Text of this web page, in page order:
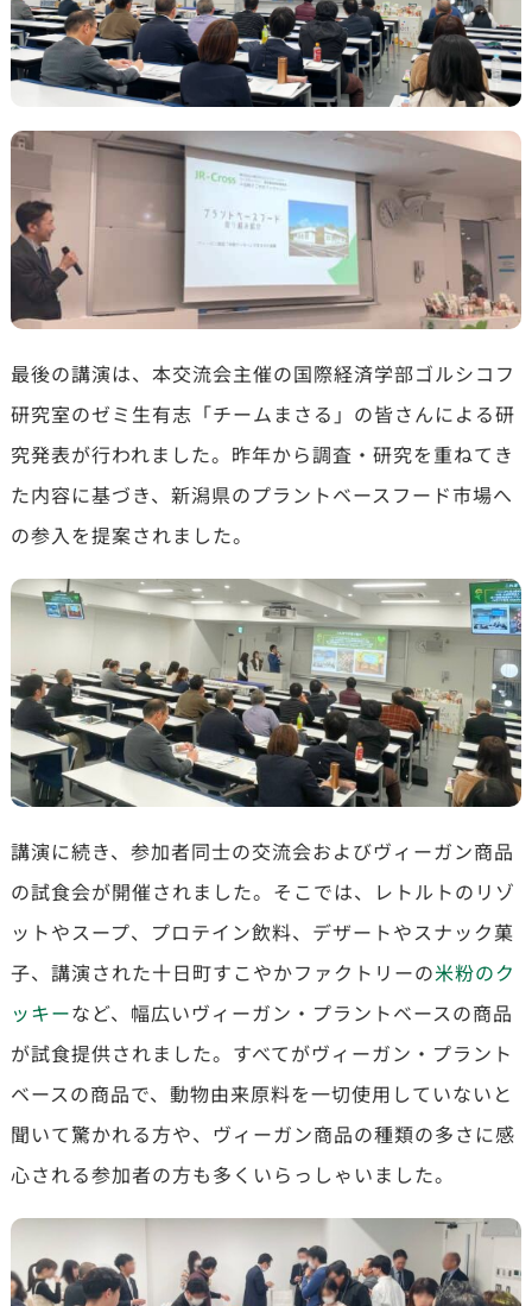
最後の講演は、本交流会主催の国際経済学部ゴルシコフ
研究室のゼミ生有志「チームまさる」の皆さんによる研
究発表が行われました。昨年から調査・研究を重ねてき
た内容に基づき、新潟県のプラントベースフード市場へ
の参入を提案されました。
講演に続き、参加者同士の交流会およびヴィーガン商品
の試食会が開催されました。そこでは、レトルトのリゾ
ットやスープ、プロテイン飲料、デザートやスナック菓
子、講演された十日町すこやかファクトリーの米粉のク
ッキーなど、幅広いヴィーガン・プラントベースの商品
が試食提供されました。すべてがヴィーガン・プラント
ベースの商品で、動物由来原料を一切使用していないと
聞いて驚かれる方や、ヴィーガン商品の種類の多さに感
心される参加者の方も多くいらっしゃいました。